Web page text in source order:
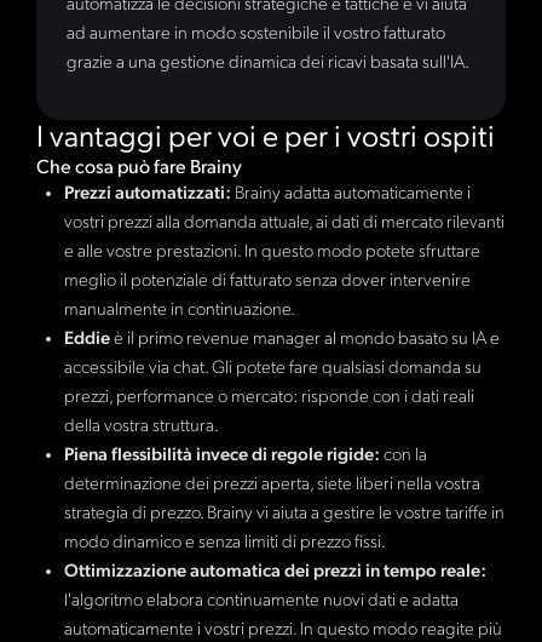
automatizza le decisioni strategiche e tattiche e vi aiuta
ad aumentare in modo sostenibile il vostro fatturato
grazie a una gestione dinamica dei ricavi basata sull'IA.
I vantaggi per voi e per i vostri ospiti
Che cosa può fare Brainy
Prezzi automatizzati: Brainy adatta automaticamente i
vostri prezzi alla domanda attuale, ai dati di mercato rilevanti
e alle vostre prestazioni. In questo modo potete sfruttare
meglio il potenziale di fatturato senza dover intervenire
manualmente in continuazione.
Eddieè il primo revenue manager al mondo basato su IA e
accessibile via chat. Gli potete fare qualsiasi domanda su
prezzi, performance o mercato: risponde con i dati reali
della vostra struttura.
Piena flessibilità invece di regole rigide: con la
determinazione dei prezzi aperta, siete liberi nella vostra
strategia di prezzo. Brainy vi aiuta a gestire le vostre tariffe in
modo dinamico e senza limiti di prezzo fissi.
Ottimizzazione automatica dei prezzi in tempo reale:
l'algoritmo elabora continuamente nuovi dati e adatta
automaticamente i vostri prezzi. In questo modo reagite più